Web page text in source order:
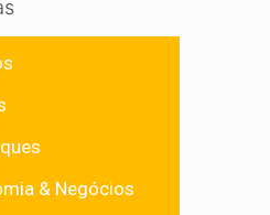
& Negócios